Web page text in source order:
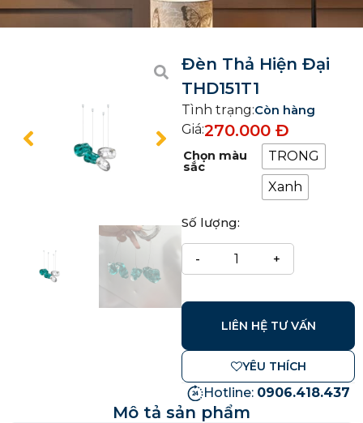
Đèn Thả Hiện Đại
THD151T1
Tình trạng:Còn hàng
Giá:270.000 Đ
Chọn màu
sắc
TRONG
Xanh
Số lượng:
LIÊN HỆ TƯ VẤN
YÊU THÍCH
Hotline: 0906.418.437
Mô tả sản phẩm